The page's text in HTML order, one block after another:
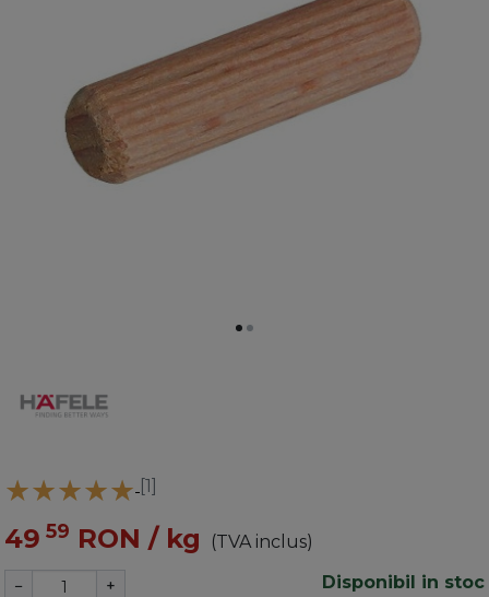
[1]
49 59 RON / kg
(TVA inclus)
Disponibil in stoc
− +